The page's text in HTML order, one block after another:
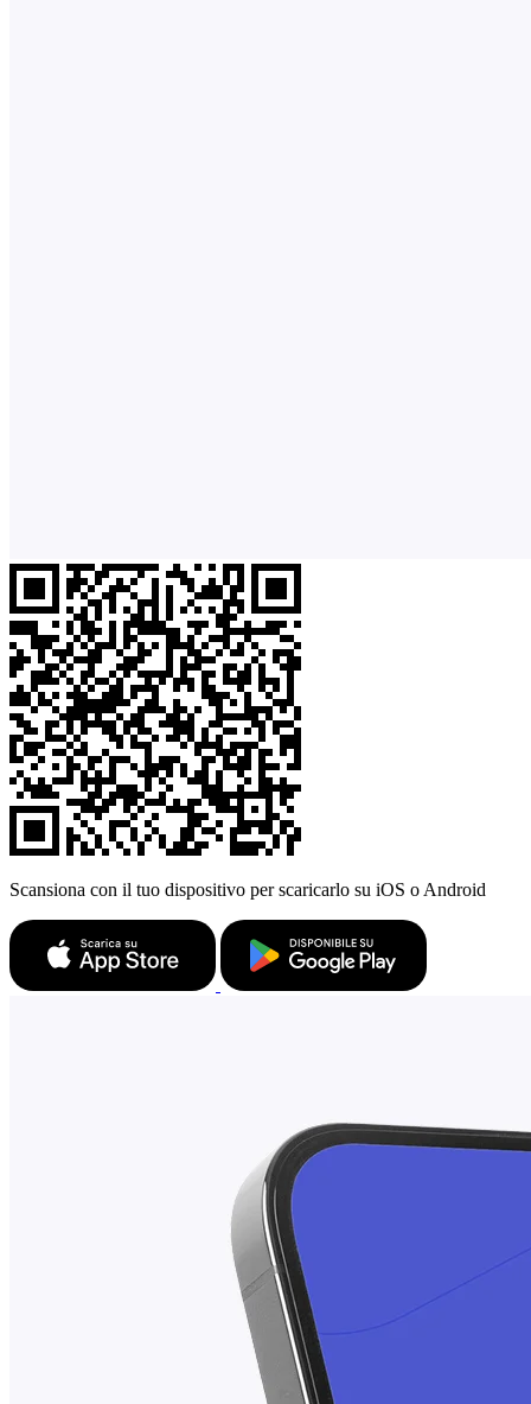
Scansiona con il tuo dispositivo per scaricarlo su iOS o Android